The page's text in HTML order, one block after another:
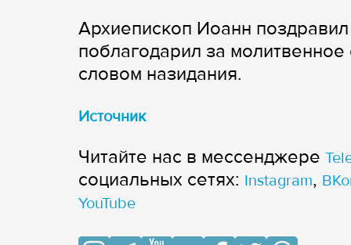
Архиепископ Иоанн
поблагодарил за
словом назидания.
Источник
Читайте нас в мессенджере
cоциальных сетях: Instagram,
YouTube